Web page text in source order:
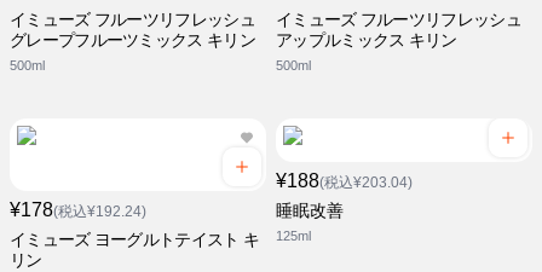
イミューズ フルーツリフレッシュ
グレープフルーツミックス キリン
500ml
イミューズ フルーツリフレッシュ
アップルミックス キリン
500ml
¥178(税込¥192.24)
イミューズ ヨーグルトテイスト キ
リン
¥188(税込¥203.04)
睡眠改善
125ml